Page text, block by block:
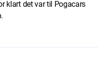
klart det var til Pogacars